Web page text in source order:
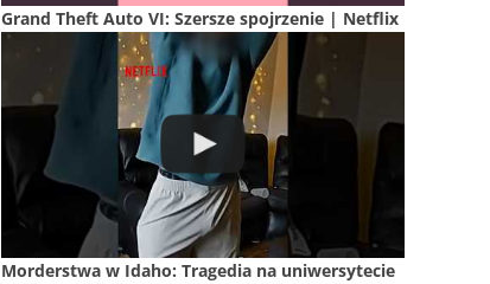
Grand Theft Auto VI: Szersze spojrzenie | Netflix
Morderstwa w Idaho: Tragedia na uniwersytecie